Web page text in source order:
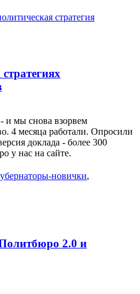
стратегия
и мы снова взорвем
4 месяца работали. Опросили
доклада - более 300
у нас на сайте.
новички,
2.0 и